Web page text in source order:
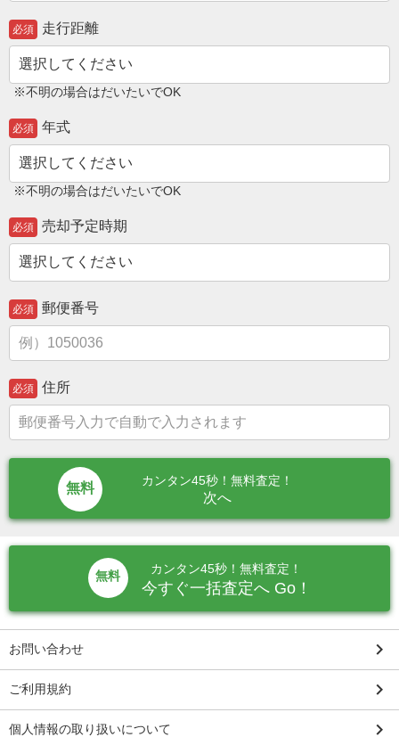
必須 走行距離
※不明の場合はだいたいでOK
必須 年式
※不明の場合はだいたいでOK
必須 売却予定時期
必須 郵便番号
必須 住所
カンタン45秒！無料査定！
次へ
無料
カンタン45秒！無料査定！
今すぐ一括査定へ Go！
お問い合わせ keyboard_arrow_right
ご利用規約 keyboard_arrow_right
個人情報の取り扱いについて keyboard_arrow_right